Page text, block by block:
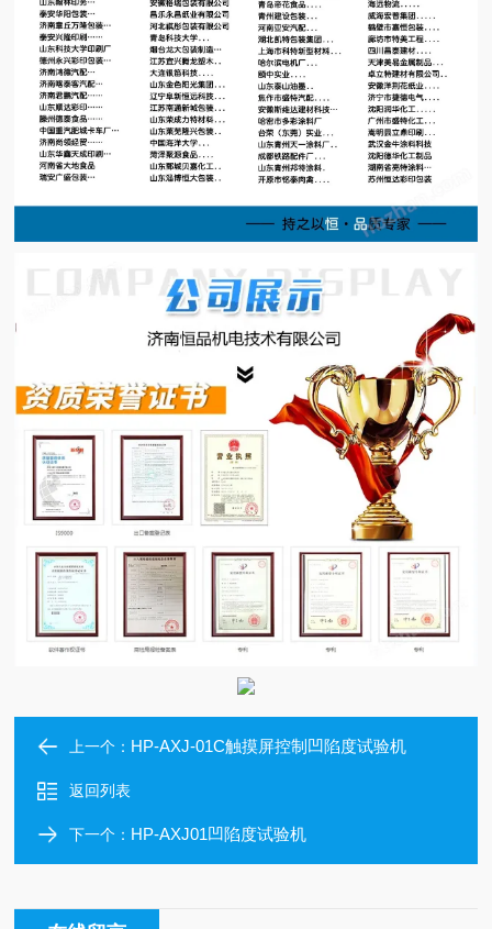
上一个： HP-AXJ-01C触摸屏控制凹陷度试验机
返回列表
下一个： HP-AXJ01凹陷度试验机